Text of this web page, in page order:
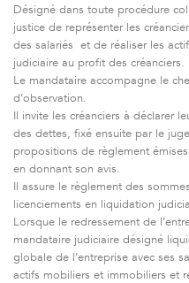
Désigné dans toute procédure
justice de représenter les
des salariés et de réaliser les
judiciaire au profit des créanciers.
Le mandataire accompagne le
d’observation.
Il invite les créanciers à déclarer
des dettes, fixé ensuite par le
propositions de règlement
en donnant son avis.
Il assure le règlement des
licenciements en liquidation
Lorsque le redressement de
mandataire judiciaire désigné
globale de l’entreprise avec ses
actifs mobiliers et immobiliers et